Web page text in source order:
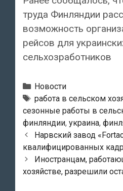
труда Финляндии
возможность
рейсов для
сельхозработников
Рубрики
Новости
Теги
работа в сельском
сезонные работы в
финляндии, украина,
Post
navigation
Нарвский завод
квалифицированных
Иностранцам,
хозяйстве, разрешили